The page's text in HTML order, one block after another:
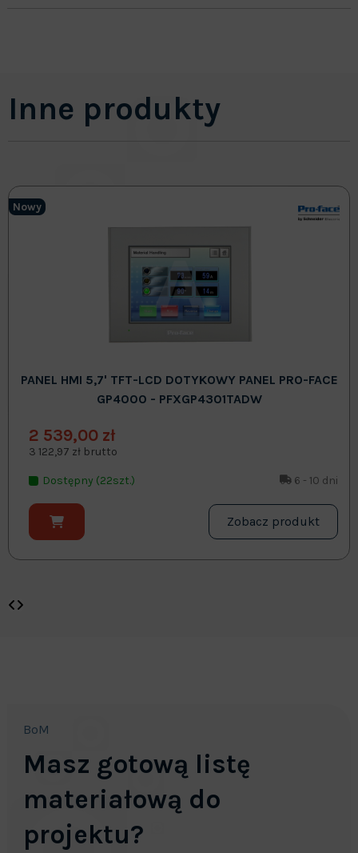
Inne produkty
Nowy
PANEL HMI 5,7' TFT-LCD DOTYKOWY PANEL PRO-FACE
GP4000 - PFXGP4301TADW
2 539,00 zł
3 122,97 zł brutto
Dostępny (22szt.) 6 - 10 dni
Zobacz produkt
BoM
Masz gotową listę
materiałową do
projektu?